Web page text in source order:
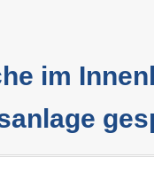
im